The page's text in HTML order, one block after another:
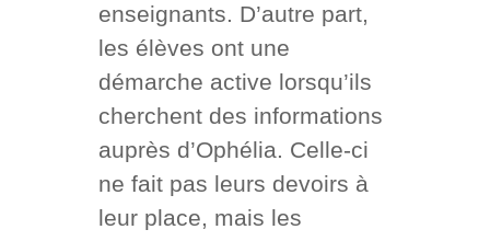
enseignants. D’autre part,
les élèves ont une
démarche active lorsqu’ils
cherchent des informations
auprès d’Ophélia. Celle-ci
ne fait pas leurs devoirs à
leur place, mais les